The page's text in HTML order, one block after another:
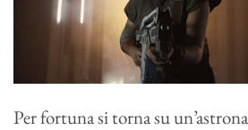
Per fortuna si torna su